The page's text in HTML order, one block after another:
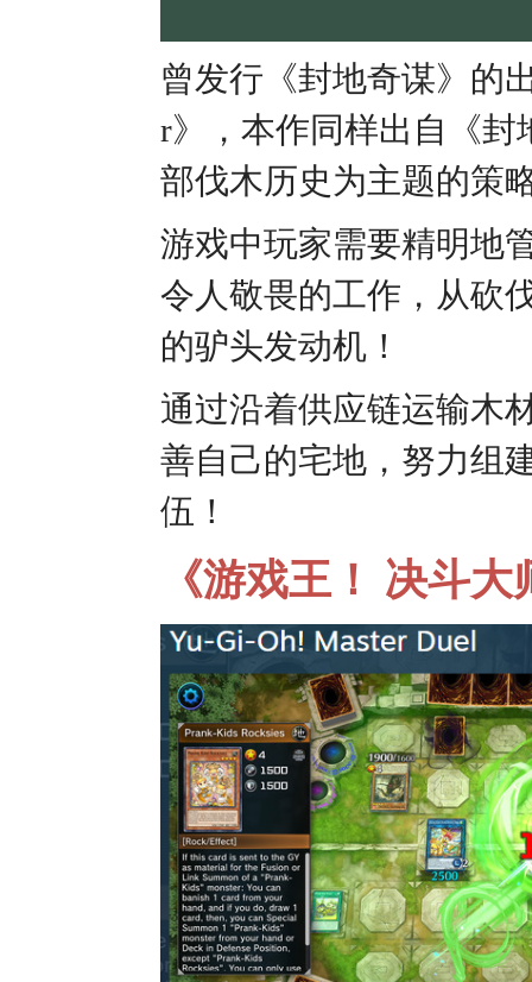
曾发行《封地奇谋》的
r》，本作同样出自《封
部伐木历史为主题的策
游戏中玩家需要精明地
令人敬畏的工作，从砍
的驴头发动机！
通过沿着供应链运输木
善自己的宅地，努力组
伍！
《游戏王！ 决斗